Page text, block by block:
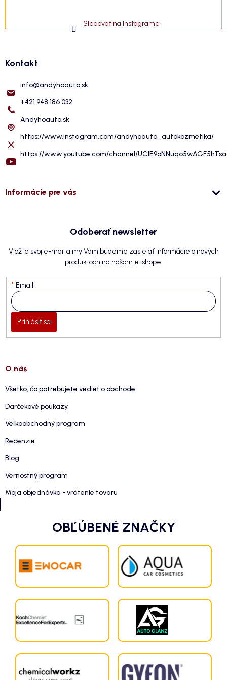
Sledovať na Instagrame
Kontakt
info@andyhoauto.sk
+421 948 186 032
Andyhoauto.sk
https://www.instagram.com/andyhoauto_autokozmetika/
https://www.youtube.com/channel/
Informácie pre vás
Odoberať newsletter
Vložte svoj e-mail a my Vám budeme zasielať informácie o nových
produktoch na našom e-shope.
Email
Prihlásiť sa
O nás
Všetko, čo potrebujete vedieť o obchode
Darčekové poukazy
Veľkoobchodný program
Recenzie
Blog
Vernostný program
Moja objednávka - vrátenie tovaru
OBĽÚBENÉ ZNAČKY